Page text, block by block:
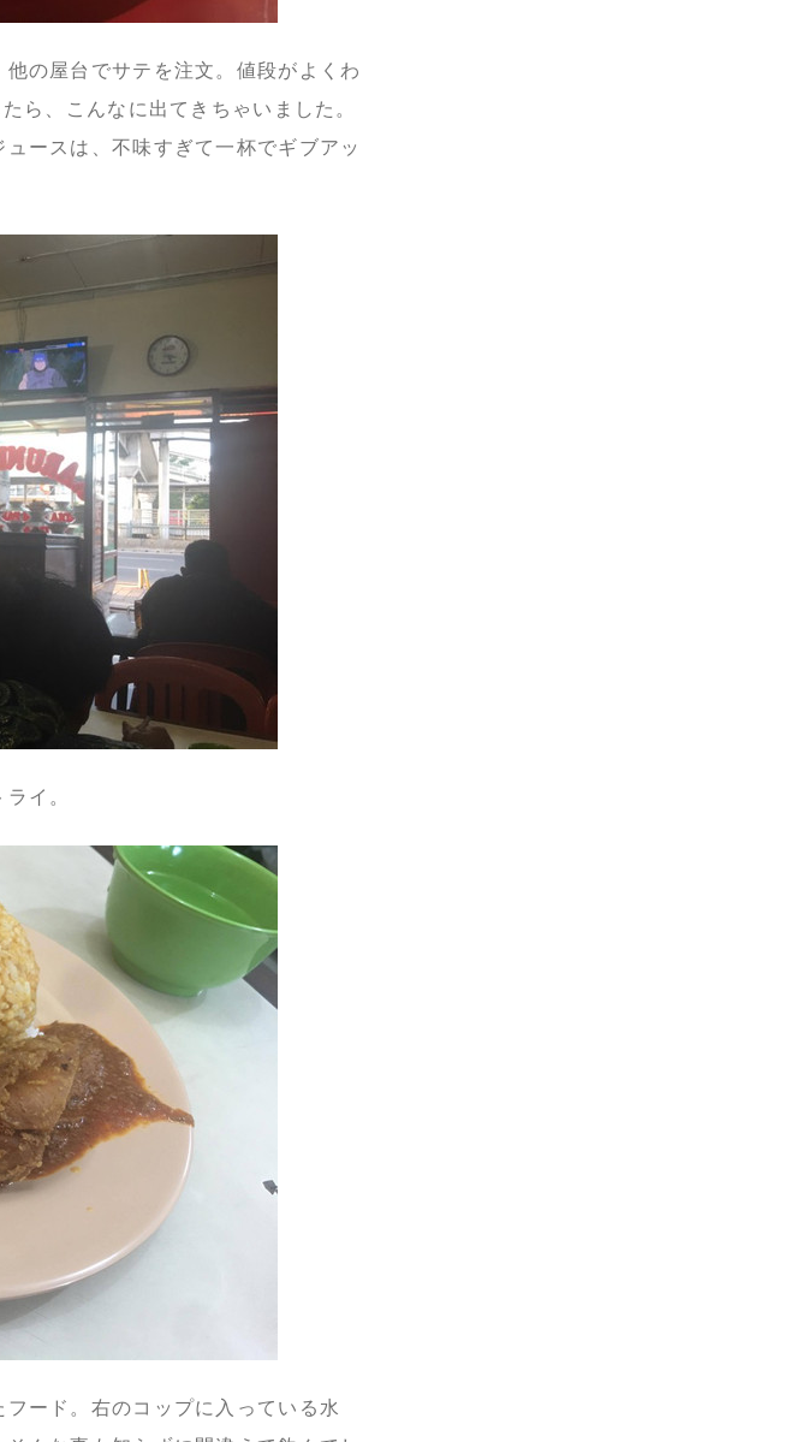
の屋台でサテを注文。値段がよくわ
ら、こんなに出てきちゃいました。
ースは、不味すぎて一杯でギブアッ
イ。
ード。右のコップに入っている水